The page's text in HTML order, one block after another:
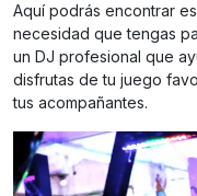
Aquí podrás encontrar
necesidad que tengas
un DJ profesional que
disfrutas de tu juego
tus acompañantes.